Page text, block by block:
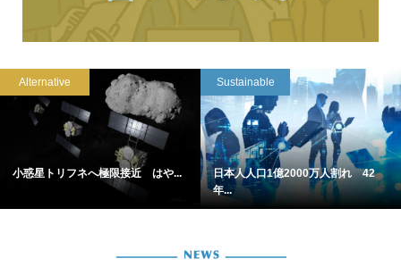
Alternative
小惑星トリフネへ極限接近 はや...
Sustainable
日本人人口1億2000万人割れ 42
年...